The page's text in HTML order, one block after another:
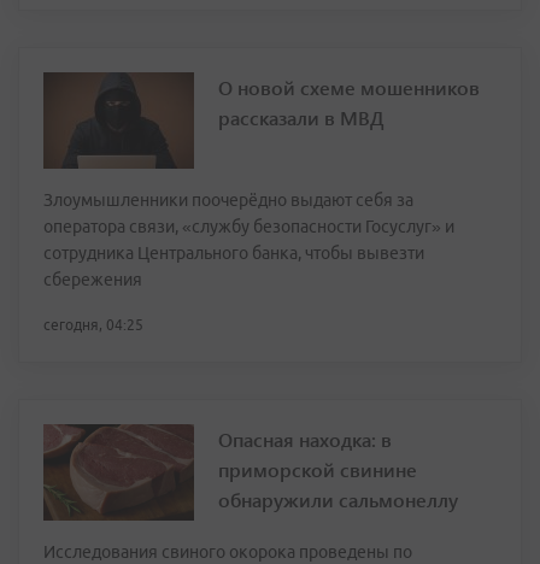
О новой схеме мошенников
рассказали в МВД
Злоумышленники поочерёдно выдают себя за
оператора связи, «службу безопасности Госуслуг» и
сотрудника Центрального банка, чтобы вывезти
сбережения
сегодня, 04:25
Опасная находка: в
приморской свинине
обнаружили сальмонеллу
Исследования свиного окорока проведены по